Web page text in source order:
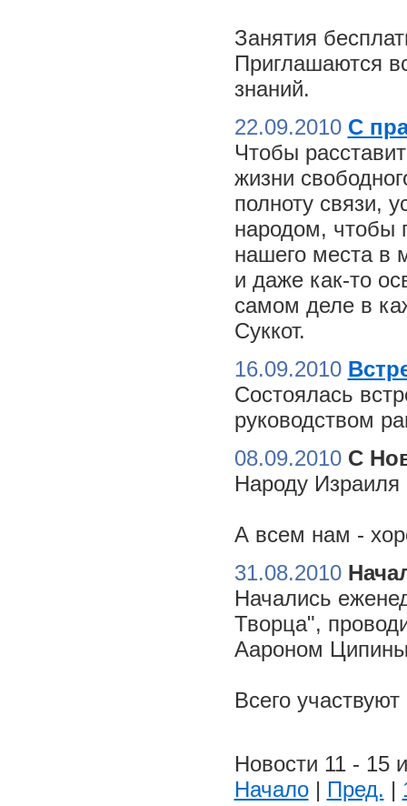
Занятия
Приглашаются
знаний.
22.09.2010 С
Чтобы
жизни
полноту связи,
народом, чтобы
нашего места в
и даже как-то
самом деле в
Суккот.
16.09.2010
Состоялась
руководством
08.09.2010 С
Народу Израиля
А всем нам -
31.08.2010
Начались
Творца",
Аароном
Всего
Новости 11 - 15
Начало| Пред. |